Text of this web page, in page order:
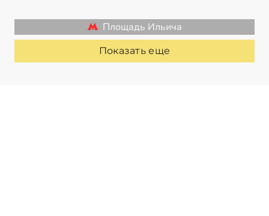
Площадь Ильича
Показать еще